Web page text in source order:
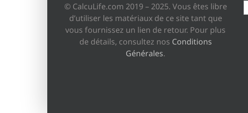
© CalcuLife.com 2019 – 2025. Vous êtes libre
d’utiliser les matériaux de ce site tant que
vous fournissez un lien de retour. Pour plus
de détails, consultez nos Conditions
Générales.